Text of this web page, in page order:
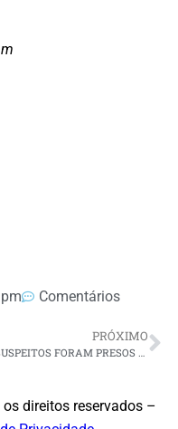
Comentários
PRÓXIMO
123 SUSPEITOS FORAM PRESOS DESDE O INÍCIO DOS ATAQUES NO RN
direitos reservados –